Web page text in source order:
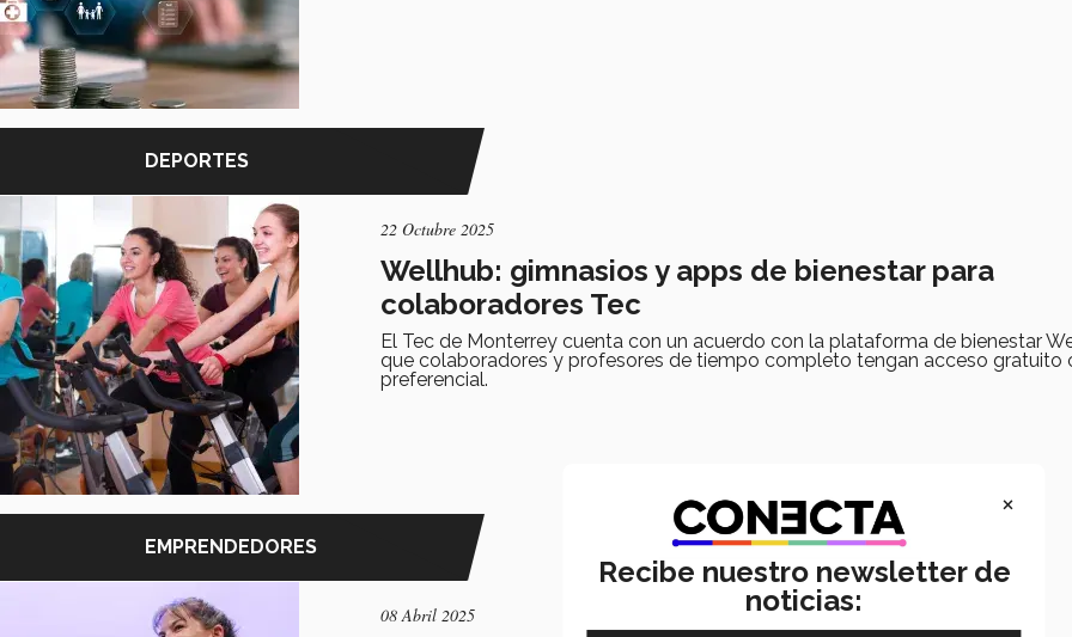
DEPORTES
22 Octubre 2025
Wellhub: gimnasios y apps de bienestar para
colaboradores Tec
El Tec de Monterrey cuenta con un acuerdo con la plataforma de bienestar
que colaboradores y profesores de tiempo completo tengan acceso gratuito
preferencial.
EMPRENDEDORES
08 Abril 2025
×
Recibe nuestro newsletter de
noticias: